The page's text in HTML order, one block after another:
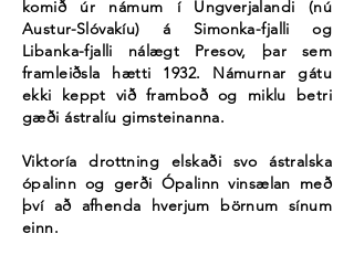
komið úr námum í Ungverjalandi (nú
Austur-Slóvakíu) á Simonka-fjalli og
Libanka-fjalli nálægt Presov, þar sem
framleiðsla hætti 1932. Námurnar gátu
ekki keppt við framboð og miklu betri
gæði ástralíu gimsteinanna.
Viktoría drottning elskaði svo ástralska
ópalinn og gerði Ópalinn vinsælan með
því að afhenda hverjum börnum sínum
einn.